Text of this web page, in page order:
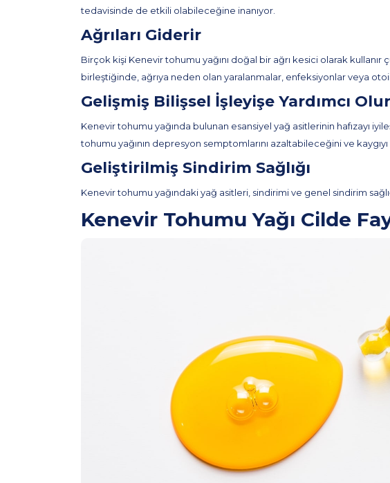
tedavisinde de etkili olabileceğine inanıyor.
Ağrıları Giderir
Birçok kişi Kenevir tohumu yağını doğal bir ağrı kesici olarak
birleştiğinde, ağrıya neden olan yaralanmalar, enfeksiyonlar veya
Gelişmiş Bilişsel İşleyişe Yardımcı Olur
Kenevir tohumu yağında bulunan esansiyel yağ asitlerinin hafızayı
tohumu yağının depresyon semptomlarını azaltabileceğini ve
Geliştirilmiş Sindirim Sağlığı
Kenevir tohumu yağındaki yağ asitleri, sindirimi ve genel sindirim
Kenevir Tohumu Yağı Cilde